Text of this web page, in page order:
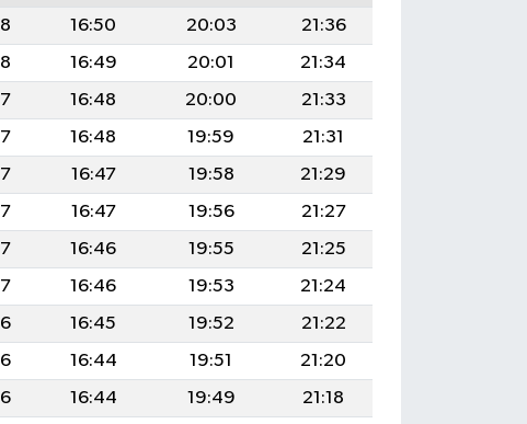
16:50 20:03
21:36
16:49 20:01
21:34
16:48 20:00
21:33
16:48 19:59
21:31
16:47 19:58
21:29
16:47 19:56
21:27
16:46 19:55
21:25
16:46 19:53
21:24
16:45 19:52
21:22
16:44 19:51
21:20
16:44 19:49
21:18